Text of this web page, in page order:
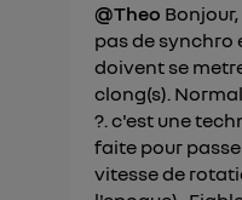
@Theo
pas de synchro
doivent se
clong(s).
?. c'est une
faite pour
vitesse de